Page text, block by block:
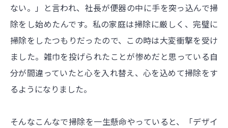
ない。」と言われ、社長が便器の中に手を突っ込んで掃
除をし始めたんです。私の家庭は掃除に厳しく、完璧に
掃除をしたつもりだったので、この時は大変衝撃を受け
ました。雑巾を投げられたことが惨めだと思っている自
分が間違っていたと心を入れ替え、心を込めて掃除をす
るようになりました。
そんなこんなで掃除を一生懸命やっていると、「デザイ